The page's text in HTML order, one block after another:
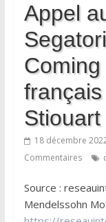
Appel
18 décembre
Commentaires
Source :
Mendelssohn